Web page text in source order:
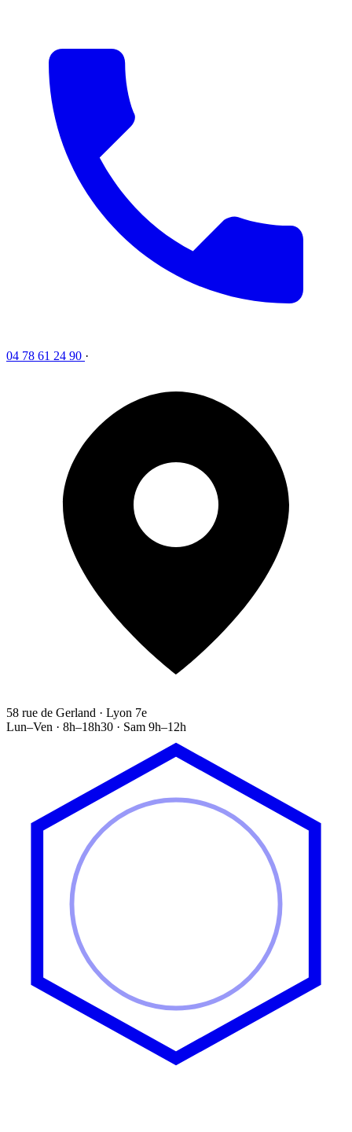
04 78 61 24 90 ·
58 rue de Gerland · Lyon 7e
Lun–Ven · 8h–18h30 · Sam 9h–12h